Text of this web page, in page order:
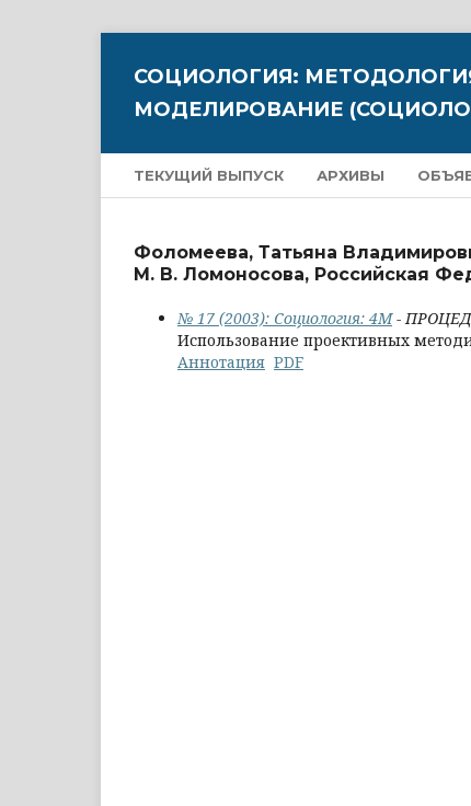
СОЦИОЛОГИЯ:
МОДЕЛИРОВАНИЕ
ТЕКУЩИЙ ВЫПУСК АРХИВЫ
Фоломеева, Татьяна
М. В. Ломоносова, Российская
№ 17 (2003): Социология: 4М-
Использование проективных
Аннотация PDF